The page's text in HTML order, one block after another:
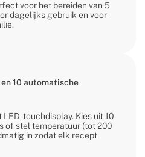
voor het bereiden van 5
dagelijks gebruik en voor
10 automatische
touchdisplay. Kies uit 10
of stel temperatuur (tot 200
in zodat elk recept